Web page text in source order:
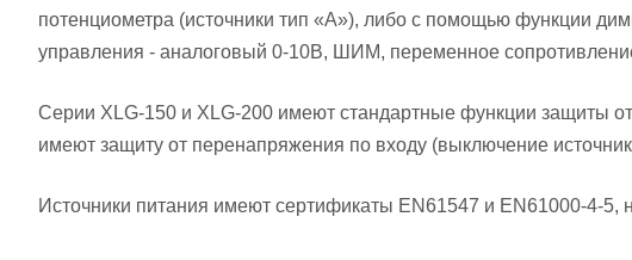
потенциометра (источники тип «А»), либо с помощью функции
управления - аналоговый 0-10В, ШИМ, переменное
Серии XLG-150 и XLG-200 имеют стандартные функции защиты
имеют защиту от перенапряжения по входу (выключение
Источники питания имеют сертификаты EN61547 и EN61000-4-